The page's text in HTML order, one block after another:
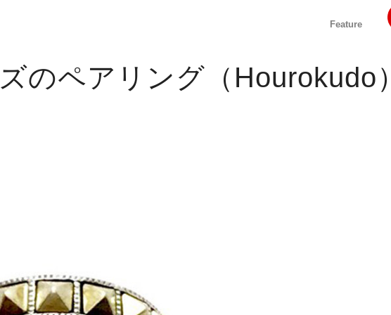
Feature
のペアリング（Hourokudo）